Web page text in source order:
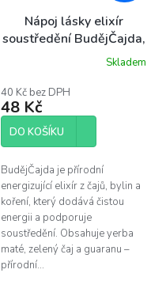
Nápoj lásky elixír
soustředění BudějČajda,
Skladem
40 Kč bez DPH
48 Kč
DO KOŠÍKU
BudějČajda je přírodní
energizující elixír z čajů, bylin a
koření, který dodává čistou
energii a podporuje
soustředění. Obsahuje yerba
maté, zelený čaj a guaranu –
přírodní...